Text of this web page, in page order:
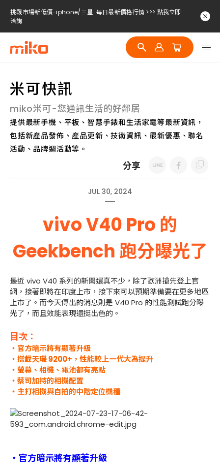
挑戰市場新低價-iphone/三星..每日最新價格行情 >>> 點我立即
洽詢
挑戰市場新低價-iphone/三星..每日最新價格行情 >>> 點我立即
洽詢
挑戰市場新低價-iphone/三星..每日最新價格行情 >>> 點我立即
米可快訊
miko米可-您通訊生活的好鄰居
提供最新手機、平板、智慧手錶和生活家電等最新資訊，
包括新產品發佈、產品更新、技術資訊、最新優惠、聯名
活動、品牌週活動等。
分享
JUL 30, 2024
vivo V40 Pro 的
Geekbench 跑分曝光了
最近 vivo V40 系列的新聞還真不少，除了歐洲搶先登上官
網，接著即將在印度上市，接下來可以預期準備要在更多地區
上市了。而今天傳出的消息則是 V40 Pro 的性能測試跑分曝
光了，而且效能表現還挺出色的。
目次：
・官方暗示將有顯著升級
・搭載天璣 9200+，性能較上一代大為提升
・螢幕、相機、電池都有亮點
・蔡司加持的相機配置
・主打相機與自拍的中階定位機種
・官方暗示將有顯著升級